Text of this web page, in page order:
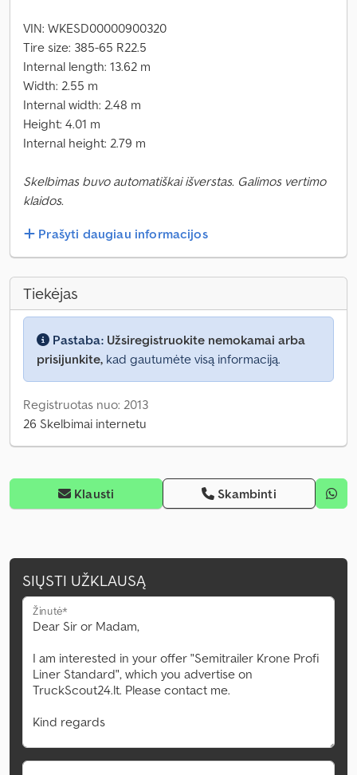
VIN: WKESD00000900320
Tire size: 385-65 R22.5
Internal length: 13.62 m
Width: 2.55 m
Internal width: 2.48 m
Height: 4.01 m
Internal height: 2.79 m
Skelbimas buvo automatiškai išverstas. Galimos vertimo
klaidos.
Prašyti daugiau informacijos
Tiekėjas
Pastaba: Užsiregistruokite nemokamai arba
prisijunkite, kad gautumėte visą informaciją.
Registruotas nuo: 2013
26 Skelbimai internetu
Klausti Skambinti
SIŲSTI UŽKLAUSĄ
Žinutė*